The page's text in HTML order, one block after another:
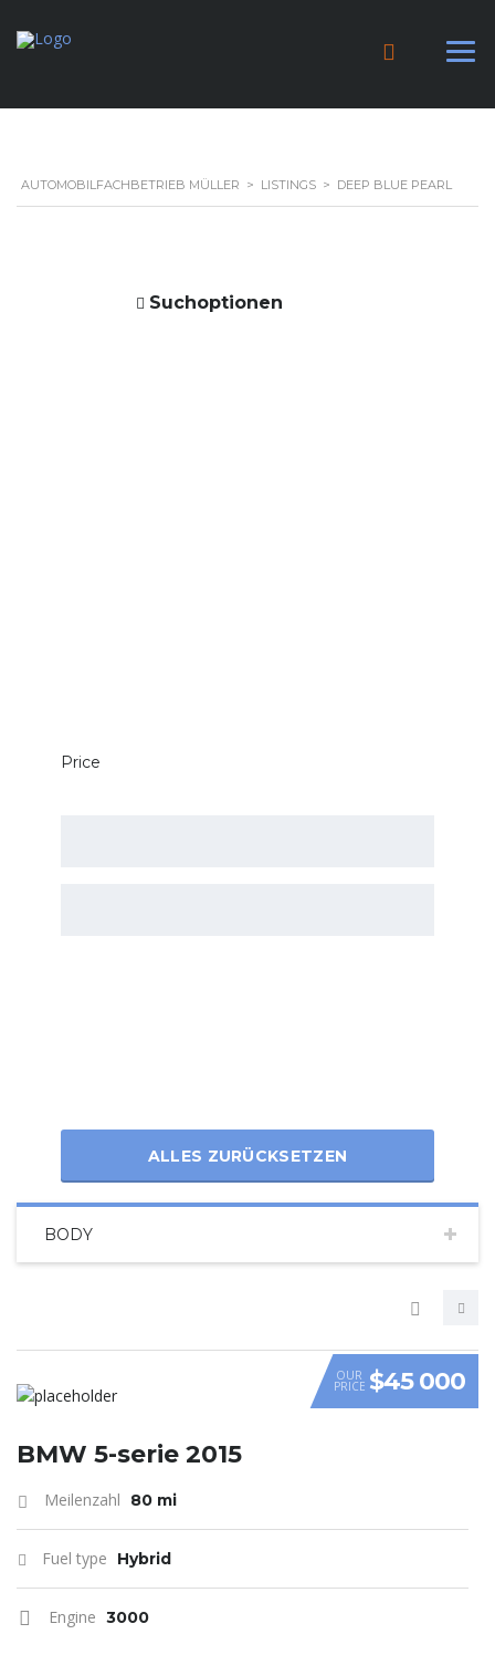
AUTOMOBILFACHBETRIEB MÜLLER > LISTINGS > DEEP BLUE PEARL
Suchoptionen
Price
ALLES ZURÜCKSETZEN
BODY
VIDEO
OUR
PRICE $45 000
BMW 5-serie 2015
Meilenzahl 80 mi
Fuel type Hybrid
Engine 3000